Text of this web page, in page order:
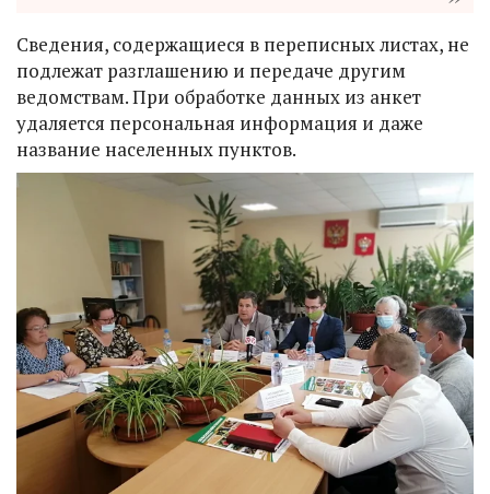
Сведения, содержащиеся в переписных листах, не
подлежат разглашению и передаче другим
ведомствам. При обработке данных из анкет
удаляется персональная информация и даже
название населенных пунктов.